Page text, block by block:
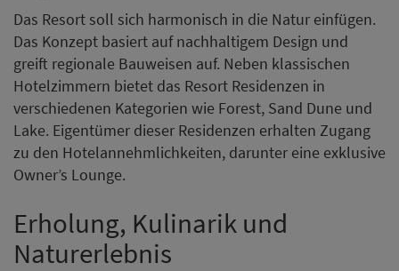
Das Resort soll sich harmonisch in die Natur einfügen.
Das Konzept basiert auf nachhaltigem Design und
greift regionale Bauweisen auf. Neben klassischen
Hotelzimmern bietet das Resort Residenzen in
verschiedenen Kategorien wie Forest, Sand Dune und
Lake. Eigentümer dieser Residenzen erhalten Zugang
zu den Hotelannehmlichkeiten, darunter eine exklusive
Owner’s Lounge.
Erholung, Kulinarik und
Naturerlebnis